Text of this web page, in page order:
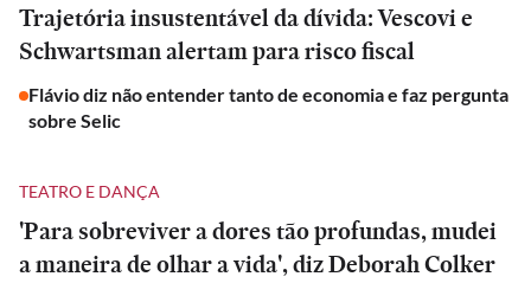
Trajetória insustentável da dívida: Vescovi e
Schwartsman alertam para risco fiscal
Flávio diz não entender tanto de economia e faz pergunta
sobre Selic
TEATRO E DANÇA
'Para sobreviver a dores tão profundas, mudei
a maneira de olhar a vida', diz Deborah Colker